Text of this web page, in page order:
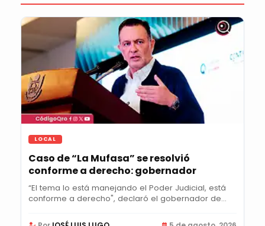
LOCAL
Caso de “La Mufasa” se resolvió
conforme a derecho: gobernador
“El tema lo está manejando el Poder Judicial, está
conforme a derecho", declaró el gobernador de...